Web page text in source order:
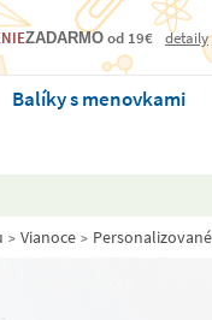
ZADARMO od 19€ detaily
Balíky s menovkami
Vianoce